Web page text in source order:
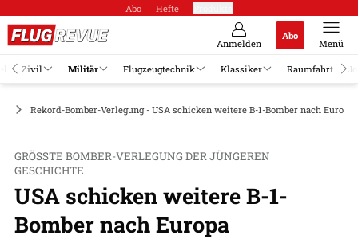
Abo Hefte
Anmelden
Abo
Menü
Zivil Militär Flugzeugtechnik Klassiker Raumfahrt
Rekord-Bomber-Verlegung - USA schicken weitere B-1-Bomber nach Europa
GRÖSSTE BOMBER-VERLEGUNG DER JÜNGEREN G
ESCHICHTE
USA schicken weitere B-1-
Bomber nach Europa